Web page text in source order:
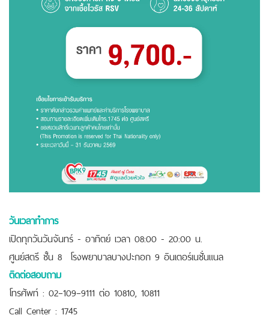
วันเวลาทำการ
เปิดทุกวันวันจันทร์ - อาทิตย์ เวลา 08:00 - 20:00 น.
ศูนย์สตรี ชั้น 8 โรงพยาบาลบางปะกอก 9 อินเตอร์เนชั่นแนล
ติดต่อสอบถาม
โทรศัพท์ : 02–109–9111 ต่อ 10810, 10811
Call Center : 1745